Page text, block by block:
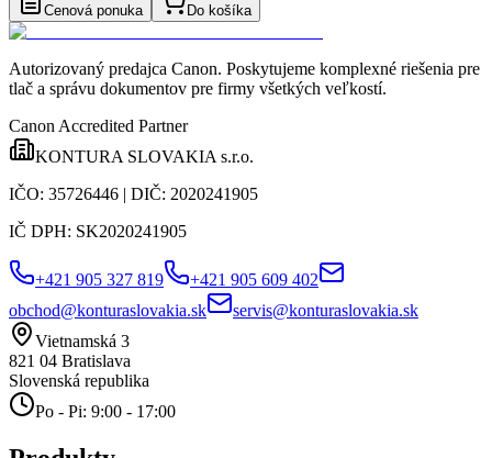
Cenová ponuka Do košíka
Autorizovaný predajca Canon. Poskytujeme komplexné riešenia pre
tlač a správu dokumentov pre firmy všetkých veľkostí.
Canon Accredited Partner
KONTURA SLOVAKIA s.r.o.
IČO: 35726446 | DIČ: 2020241905
IČ DPH: SK2020241905
+421 905 327 819
+421 905 609 402
obchod@konturaslovakia.sk
servis@konturaslovakia.sk
Vietnamská 3
821 04 Bratislava
Slovenská republika
Po - Pi: 9:00 - 17:00